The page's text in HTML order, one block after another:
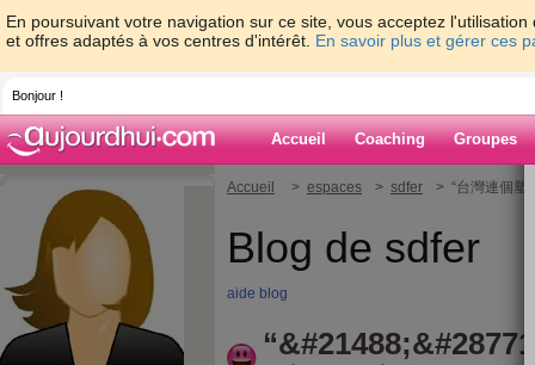
En poursuivant votre navigation sur ce site, vous acceptez
et offres adaptés à vos centres d'intérêt. En savoir plus et gérer ces
Bonjour !
Accueil Coaching Groupes
Accueil > espaces > sdfer > “台灣連個塑
Blog de sdfer
aide blog